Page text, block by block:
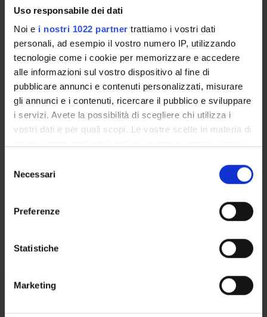
Uso responsabile dei dati
Noi e i nostri 1022 partner trattiamo i vostri dati
personali, ad esempio il vostro numero IP, utilizzando
tecnologie come i cookie per memorizzare e accedere
alle informazioni sul vostro dispositivo al fine di
pubblicare annunci e contenuti personalizzati, misurare
gli annunci e i contenuti, ricercare il pubblico e sviluppare
i servizi. Avete la possibilità di scegliere chi utilizza i
vostri dati e per quali scopi. Le vostre scelte in materia di
modificare o revocare il proprio consenso in qualsiasi
momento dalla Dichiarazione sui cookie o facendo clic
raccogliere informazioni sulla tua posizione
geografica, con un'approssimazione di qualche
Identificare il tuo dispositivo, scansionandolo
delNecessari
Preferenze
Statistiche
Marketing
Proposte tesi e stage
Organi collegiali e di governo
Docenti
OFFERTA FORMATIVA
CORSI DI STUDIO
DOTTORATI, MASTER E FORMAZIONE SUPERIORE
Persone
Calendario
Condividi